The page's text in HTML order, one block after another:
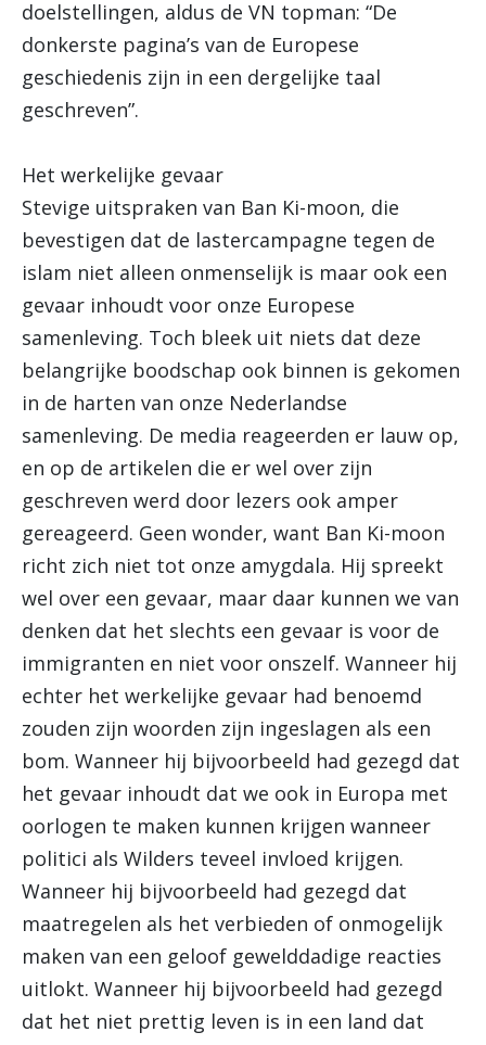
doelstellingen, aldus de VN topman: “De
donkerste pagina’s van de Europese
geschiedenis zijn in een dergelijke taal
geschreven”.
Het werkelijke gevaar
Stevige uitspraken van Ban Ki-moon, die
bevestigen dat de lastercampagne tegen de
islam niet alleen onmenselijk is maar ook een
gevaar inhoudt voor onze Europese
samenleving. Toch bleek uit niets dat deze
belangrijke boodschap ook binnen is gekomen
in de harten van onze Nederlandse
samenleving. De media reageerden er lauw op,
en op de artikelen die er wel over zijn
geschreven werd door lezers ook amper
gereageerd. Geen wonder, want Ban Ki-moon
richt zich niet tot onze amygdala. Hij spreekt
wel over een gevaar, maar daar kunnen we van
denken dat het slechts een gevaar is voor de
immigranten en niet voor onszelf. Wanneer hij
echter het werkelijke gevaar had benoemd
zouden zijn woorden zijn ingeslagen als een
bom. Wanneer hij bijvoorbeeld had gezegd dat
het gevaar inhoudt dat we ook in Europa met
oorlogen te maken kunnen krijgen wanneer
politici als Wilders teveel invloed krijgen.
Wanneer hij bijvoorbeeld had gezegd dat
maatregelen als het verbieden of onmogelijk
maken van een geloof gewelddadige reacties
uitlokt. Wanneer hij bijvoorbeeld had gezegd
dat het niet prettig leven is in een land dat